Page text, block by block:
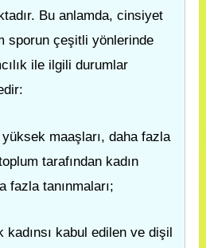
Bu anlamda, cinsiyet
sporun çeşitli yönlerinde
ile ilgili durumlar
maaşları, daha fazla
tarafından kadın
fazla tanınmaları;
kabul edilen ve dişil